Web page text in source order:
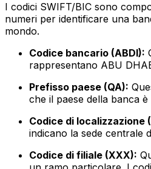
I codici SWIFT/BIC sono
numeri per identificare una
mondo.
Codice bancario (ABDI):
rappresentano ABU
Prefisso paese (QA):
che il paese della banca è
Codice di localizzazione
indicano la sede centrale
Codice di filiale (XXX):